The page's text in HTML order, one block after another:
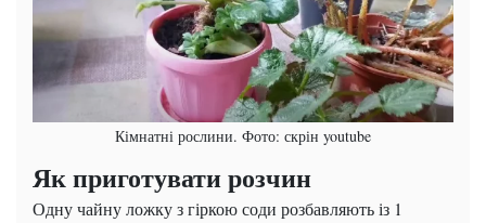
Кімнатні рослини. Фото: скрін youtube
Як приготувати розчин
Одну чайну ложку з гіркою соди розбавляють із 1